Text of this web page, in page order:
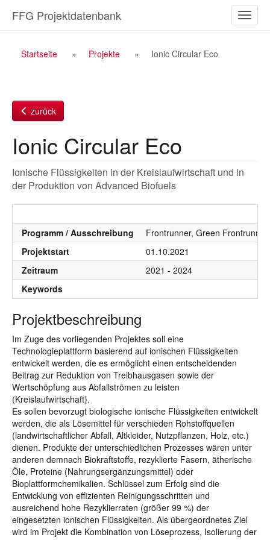
Inhalt
ein-/
FFG Projektdatenbank
Breadcrumb
Startseite Projekte Ionic Circular Eco
zurück
Ionic Circular Eco
Ionische Flüssigkeiten in der Kreislaufwirtschaft und in
der Produktion von Advanced Biofuels
Programm / Ausschreibung
Frontrunner, Green
Projektstart
01.10.2021
Zeitraum
2021 - 2024
Keywords
Projektbeschreibung
Im Zuge des vorliegenden Projektes soll eine
Technologieplattform basierend auf ionischen Flüssigkeiten
entwickelt werden, die es ermöglicht einen entscheidenden
Beitrag zur Reduktion von Treibhausgasen sowie der
Wertschöpfung aus Abfallströmen zu leisten
(Kreislaufwirtschaft).
Es sollen bevorzugt biologische ionische Flüssigkeiten entwickelt
werden, die als Lösemittel für verschieden Rohstoffquellen
(landwirtschaftlicher Abfall, Altkleider, Nutzpflanzen, Holz, etc.)
dienen. Produkte der unterschiedlichen Prozesses wären unter
anderen demnach Biokraftstoffe, rezyklierte Fasern, ätherische
Öle, Proteine (Nahrungsergänzungsmittel) oder
Bioplattformchemikalien. Schlüssel zum Erfolg sind die
Entwicklung von effizienten Reinigungsschritten und
ausreichend hohe Rezyklierraten (größer 99 %) der
eingesetzten ionischen Flüssigkeiten. Als übergeordnetes Ziel
wird im Projekt die Kombination von Löseprozess, Isolierung der